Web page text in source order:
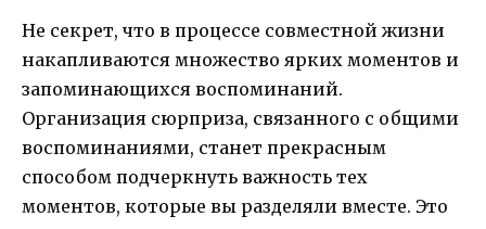
Не секрет, что в процессе совместной жизни
накапливаются множество ярких моментов и
запоминающихся воспоминаний.
Организация сюрприза, связанного с общими
воспоминаниями, станет прекрасным
способом подчеркнуть важность тех
моментов, которые вы разделяли вместе. Это